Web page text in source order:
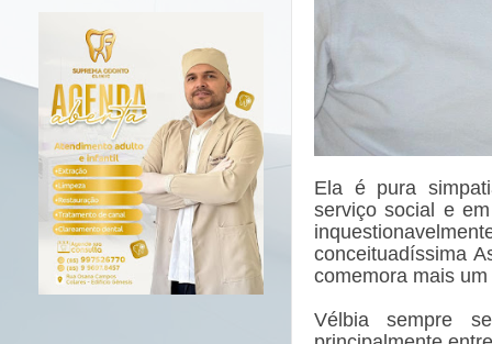
Ela é pura
serviço social e
conceituadíssima
comemora mais
Vélbia sempre